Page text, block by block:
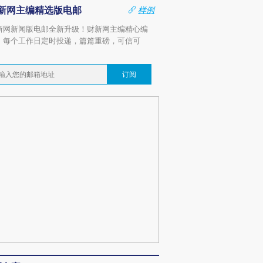
网主编精选版电邮
样例
网新闻版电邮全新升级！财新网主编精心编
每个工作日定时投递，篇篇重磅，可信可
订阅